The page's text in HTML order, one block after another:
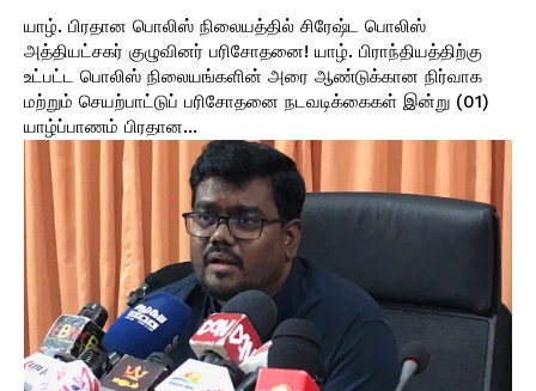
யாழ். பிரதான பொலிஸ் நிலையத்தில் சிரேஷ்ட பொலிஸ்
அத்தியட்சகர் குழுவினர் பரிசோதனை! ​யாழ். பிராந்தியத்திற்கு
உட்பட்ட பொலிஸ் நிலையங்களின் அரை ஆண்டுக்கான நிர்வாக
மற்றும் செயற்பாட்டுப் பரிசோதனை நடவடிக்கைகள் இன்று (01)
யாழ்ப்பாணம் பிரதான...